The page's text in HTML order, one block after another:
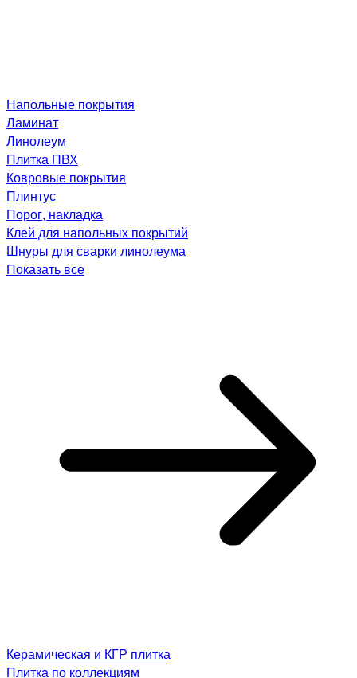
Напольные покрытия
Ламинат
Линолеум
Плитка ПВХ
Ковровые покрытия
Плинтус
Порог, накладка
Клей для напольных покрытий
Шнуры для сварки линолеума
Показать все
Керамическая и КГР плитка
Плитка по коллекциям